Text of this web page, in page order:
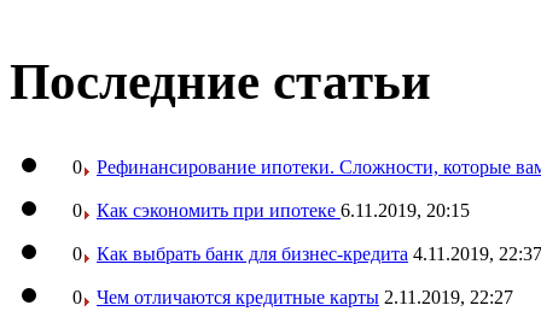
Последние статьи
0 Рефинансирование ипотеки. Сложности, которые
0 Как сэкономить при ипотеке 6.11.2019, 20:15
0 Как выбрать банк для бизнес-кредита 4.11.2019, 22:37
0 Чем отличаются кредитные карты 2.11.2019, 22:27